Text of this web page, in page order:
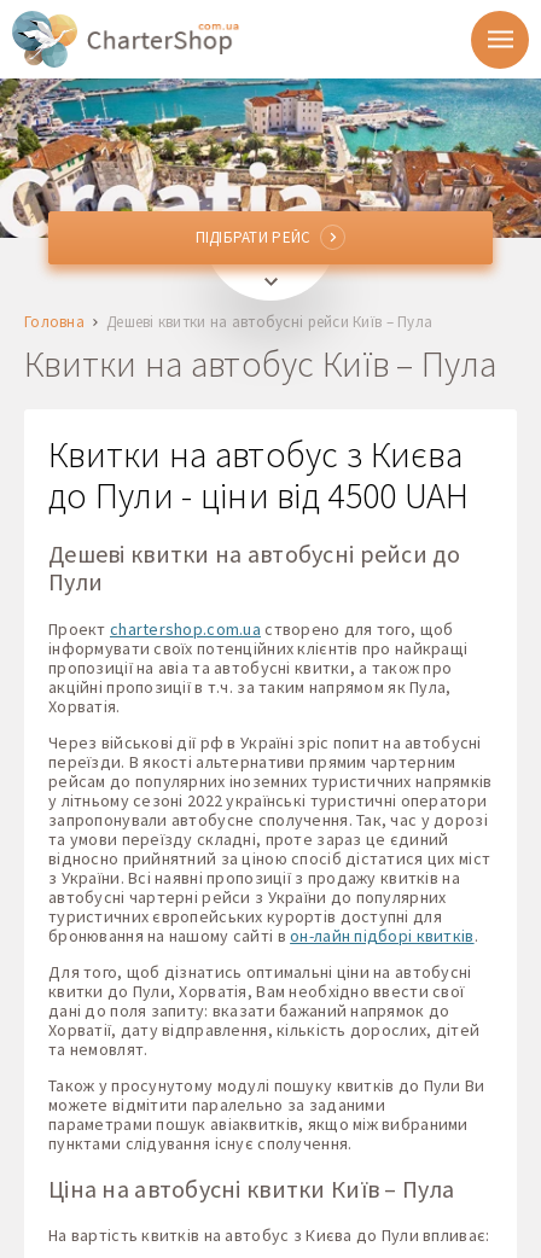
IEV, KBPКиїв, Україна
PUY Пула, Хорватія
Повернення
ПІДІБРАТИ РЕЙС
ПІДІБРАТИ РЕЙС
Головна Дешеві квитки на автобусні рейси Київ – Пула
Квитки на автобус Київ – Пула
Квитки на автобус з Києва
до Пули - ціни від 4500 UAH
Дешеві квитки на автобусні рейси до
Пули
Проект chartershop.com.ua створено для того, щоб
інформувати своїх потенційних клієнтів про найкращі
пропозиції на авіа та автобусні квитки, а також про
акційні пропозиції в т.ч. за таким напрямом як Пула,
Хорватія.
Через військові дії рф в Україні зріс попит на автобусні
переїзди. В якості альтернативи прямим чартерним
рейсам до популярних іноземних туристичних напрямків
у літньому сезоні 2022 українські туристичні оператори
запропонували автобусне сполучення. Так, час у дорозі
та умови переїзду складні, проте зараз це єдиний
відносно прийнятний за ціною спосіб дістатися цих міст
з України. Всі наявні пропозиції з продажу квитків на
автобусні чартерні рейси з України до популярних
туристичних європейських курортів доступні для
бронювання на нашому сайті вон-лайн підборі квитків.
Для того, щоб дізнатись оптимальні ціни на автобусні
квитки до Пули, Хорватія, Вам необхідно ввести свої
дані до поля запиту: вказати бажаний напрямок до
Хорватії, дату відправлення, кількість дорослих, дітей
та немовлят.
Також у просунутому модулі пошуку квитків до Пули Ви
можете відмітити паралельно за заданими
параметрами пошук авіаквитків, якщо між вибраними
пунктами слідування існує сполучення.
Ціна на автобусні квитки Київ – Пула
На вартість квитків на автобус з Києва до Пули впливає: